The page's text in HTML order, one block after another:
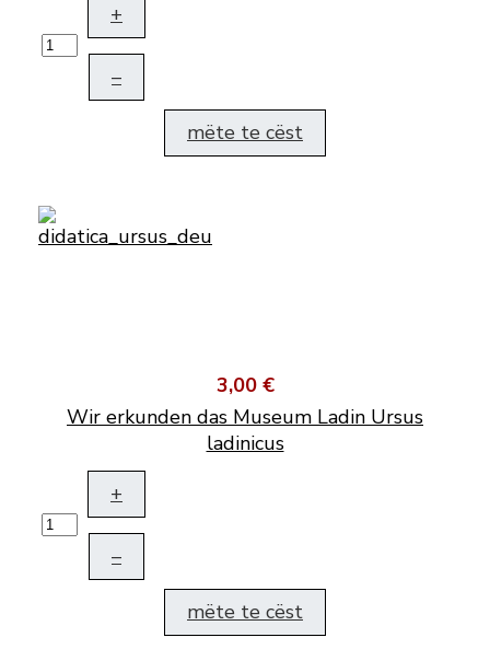
+
–
mëte te cëst
3,00 €
Wir erkunden das Museum Ladin Ursus
ladinicus
+
–
mëte te cëst